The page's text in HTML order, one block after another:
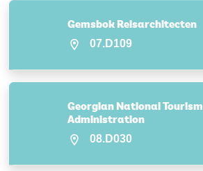
Gemsbok Reisarchitecten
07.D109
Georgian National Tourism
Administration
08.D030